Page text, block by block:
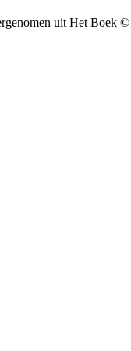
uit Het Boek